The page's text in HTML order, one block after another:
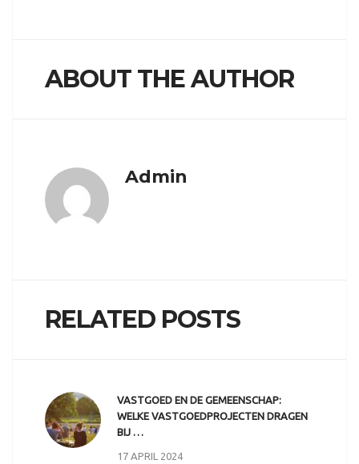
ABOUT THE AUTHOR
Admin
RELATED POSTS
VASTGOED EN DE GEMEENSCHAP:
WELKE VASTGOEDPROJECTEN DRAGEN
BIJ …
17 APRIL 2024